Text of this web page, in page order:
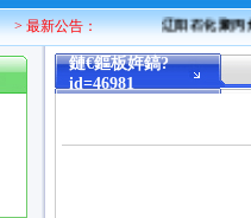
> 最新公告： 辽阳石化聚丙
鏈€鏂板姩鎬?
id=46981